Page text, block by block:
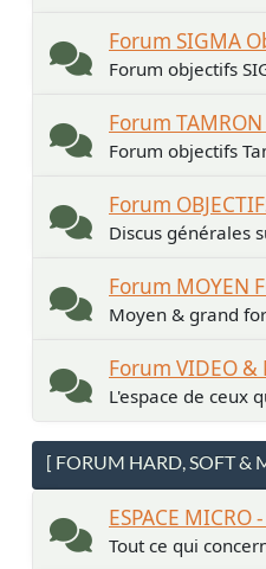
Forum SIGMA
Forum objectifs
Forum
Forum objectifs
Forum
Discus générales
Forum MOYEN
Moyen & grand
Forum VIDEO
L'espace de ceux
[ FORUM HARD, SOFT &
ESPACE
Tout ce qui